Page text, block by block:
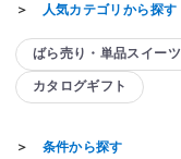
＞ 人気カテゴリから探す
ばら売り・単品スイーツ
カタログギフト
＞ 条件から探す